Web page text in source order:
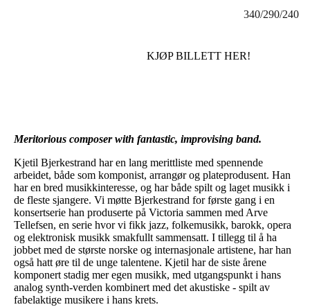
340/290/240
KJØP BILLETT HER!
Meritorious composer with fantastic, improvising band.
Kjetil Bjerkestrand har en lang merittliste med spennende
arbeidet, både som komponist, arrangør og plateprodusent. Han
har en bred musikkinteresse, og har både spilt og laget musikk i
de fleste sjangere. Vi møtte Bjerkestrand for første gang i en
konsertserie han produserte på Victoria sammen med Arve
Tellefsen, en serie hvor vi fikk jazz, folkemusikk, barokk, opera
og elektronisk musikk smakfullt sammensatt. I tillegg til å ha
jobbet med de største norske og internasjonale artistene, har han
også hatt øre til de unge talentene. Kjetil har de siste årene
komponert stadig mer egen musikk, med utgangspunkt i hans
analog synth-verden kombinert med det akustiske - spilt av
fabelaktige musikere i hans krets.